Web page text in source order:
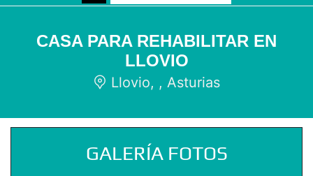
CASA PARA REHABILITAR EN
LLOVIO
Llovio, , Asturias
GALERÍA FOTOS